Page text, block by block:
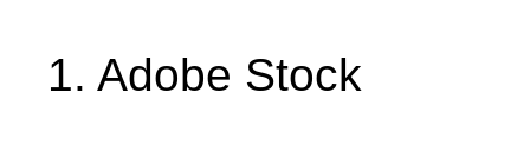
1. Adobe Stock